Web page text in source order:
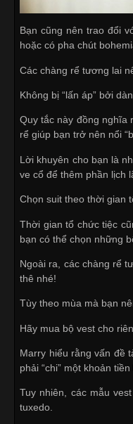
Bạn cũng nên trao đổi
hoặc có pha chút
Các chàng rể tương lai
Không bị “lấn áp” bởi
Quy tắc này đồng nghĩa
rể giúp bạn trở nên nổi
Lời khuyên cho bạn là
ve cổ để thêm phần lịch
Chọn suit theo thời gian
Thời gian tổ chức tiệc
bạn có thể chọn những
Ngoài ra, các chàng rể
thê nhé!
Tùy theo mùa mà bạn
Hãy mua bộ vest cho
Marry hiểu rằng vấn đề
phải “chi” một khoản
Tuy nhiên, các mẫu
tuxedo.